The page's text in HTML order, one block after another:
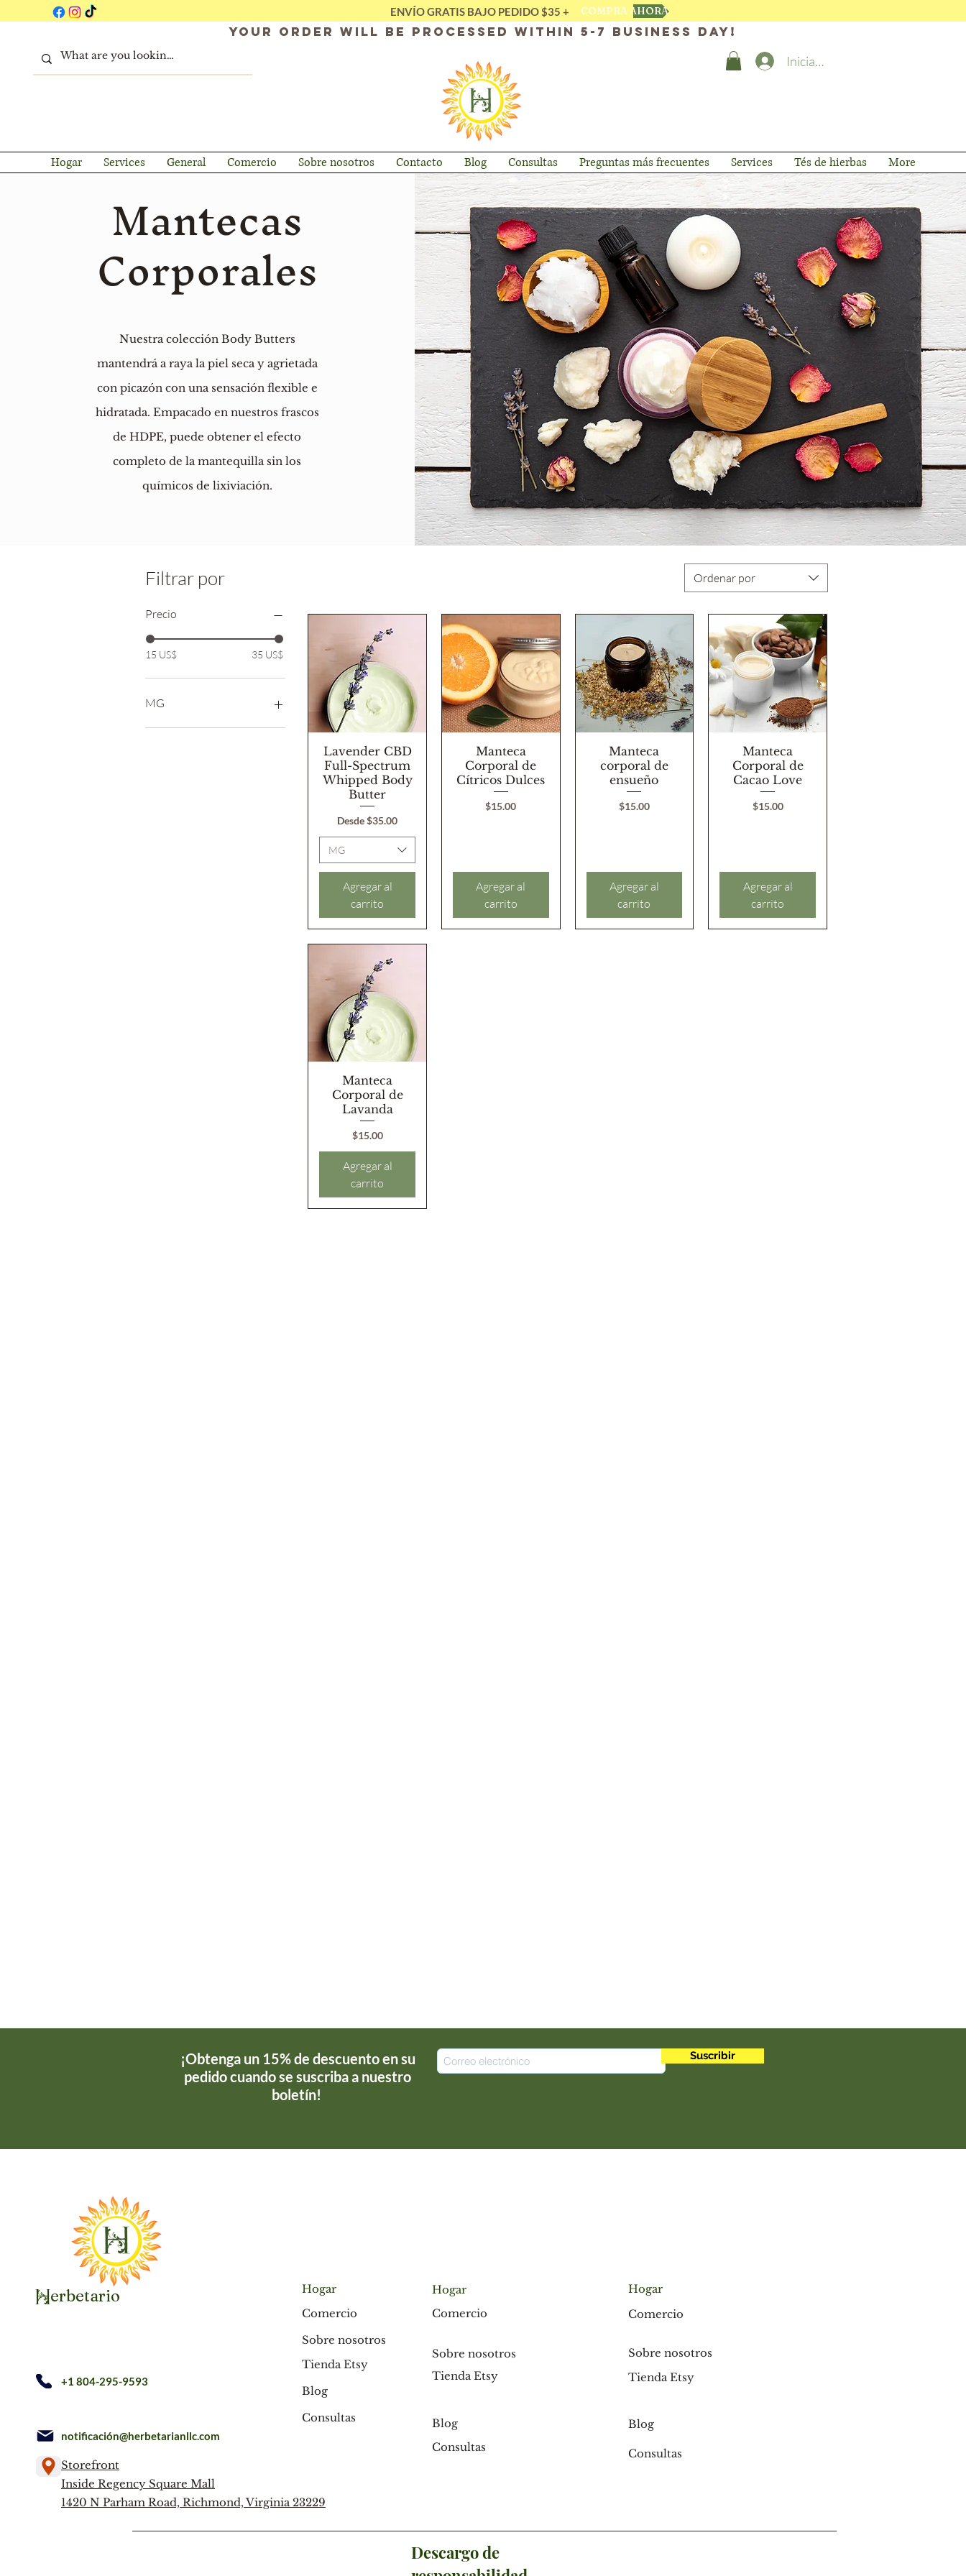
ENVÍO GRATIS BAJO PEDIDO $35 + COMPRA AHORA
Your order will be processed within 5-7 business day!
Iniciar sesión
Hogar Services General Comercio Sobre nosotros Contacto Blog Consultas Preguntas más frecuentes Services Tés de hierbas More
Mantecas
Corporales
Nuestra colección Body Butters
mantendrá a raya la piel seca y agrietada
con picazón con una sensación flexible e
hidratada. Empacado en nuestros frascos
de HDPE, puede obtener el efecto
completo de la mantequilla sin los
químicos de lixiviación.
Filtrar por
Precio
15 US$ 35 US$
MG
1000MG
Ordenar por
Vista rápida
Lavender CBD
Full-Spectrum
Whipped Body
Butter
Desde$35.00
Precio de oferta
MG
Agregar al
carrito
Vista rápida
Manteca
Corporal de
Cítricos Dulces
Precio
$15.00
Agregar al
carrito
Vista rápida
Manteca
corporal de
ensueño
Precio
$15.00
Agregar al
carrito
Vista rápida
Manteca
Corporal de
Cacao Love
Precio
$15.00
Agregar al
carrito
Vista rápida
Manteca
Corporal de
Lavanda
Precio
$15.00
Agregar al
carrito
¡Obtenga un 15% de descuento en su
pedido cuando se suscriba a nuestro
boletín!
Suscribir
Herbetario
+1 804-295-9593
notificación@herbetarianllc.com
Hogar
Comercio
Sobre nosotros
Tienda Etsy
Blog
Consultas
Storefront
Inside Regency Square Mall
1420 N Parham Road, Richmond, Virginia 23229
Hogar
Comercio
Sobre nosotros
Tienda Etsy
Blog
Consultas
Hogar
Comercio
Sobre nosotros
Tienda Etsy
Blog
Consultas
Descargo de